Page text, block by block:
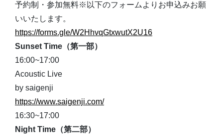
予約制・参加無料※以下のフォームよりお申込みお願
いいたします。
https://forms.gle/W2HhvqGtxwutX2U16
Sunset Time（第一部）
16:00~17:00
Acoustic Live
by saigenji
https://www.saigenji.com/
16:30~17:00
Night Time（第二部）